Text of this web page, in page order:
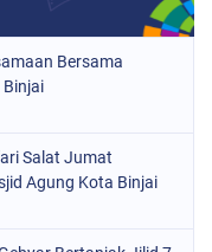
Bersama
Binjai
Salat Jumat
Agung Kota Binjai